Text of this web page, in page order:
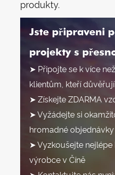
produkty.
Jste připraveni
projekty s
➤ Připojte se k více
klientům, kteří
➤ Získejte ZDARMA
➤ Vyžádejte si
hromadné objednávky
➤ Vyzkoušejte
výrobce v Číně